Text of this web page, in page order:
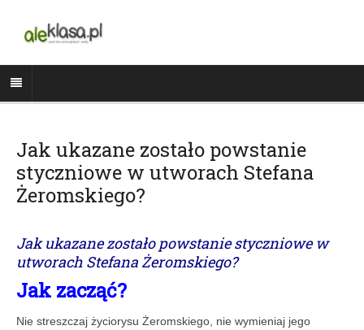
Jak ukazane zostało powstanie
styczniowe w utworach Stefana
Żeromskiego?
Jak ukazane zostało powstanie styczniowe w
utworach Stefana Żeromskiego?
Jak zacząć?
Nie streszczaj życiorysu Żeromskiego, nie wymieniaj jego